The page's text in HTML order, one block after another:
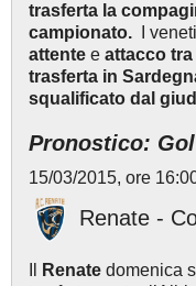
trasferta la
campionato.
I
attente e attacco
trasferta in
squalificato dal
Pronostico: Gol
15/03/2015, ore
Renate -
Renate domenica